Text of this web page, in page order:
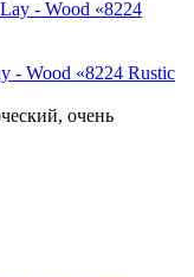
- Wood «8224 Rustic
очень